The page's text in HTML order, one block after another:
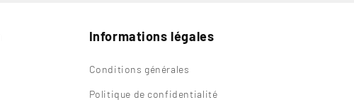
Informations légales
Conditions générales
Politique de confidentialité